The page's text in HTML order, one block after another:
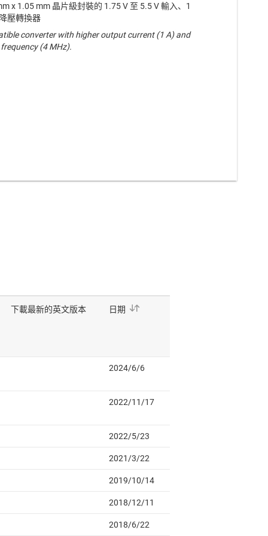
x 1.05 mm 晶片級封裝的 1.75 V 至 5.5 V 輸入、1
壓轉換器
converter with higher output current (1 A) and
(4 MHz).